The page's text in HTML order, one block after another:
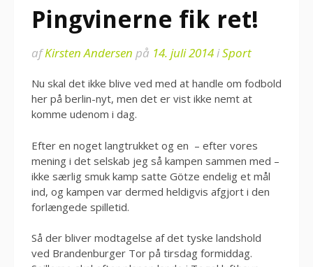
Pingvinerne fik ret!
afKirsten Andersen på 14. juli 2014iSport
Nu skal det ikke blive ved med at handle om fodbold
her på berlin-nyt, men det er vist ikke nemt at
komme udenom i dag.
Efter en noget langtrukket og en – efter vores
mening i det selskab jeg så kampen sammen med –
ikke særlig smuk kamp satte Götze endelig et mål
ind, og kampen var dermed heldigvis afgjort i den
forlængede spilletid.
Så der bliver modtagelse af det tyske landshold
ved Brandenburger Tor på tirsdag formiddag.